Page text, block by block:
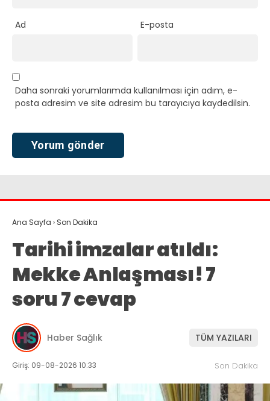
Ad E-posta
Daha sonraki yorumlarımda kullanılması için adım, e-
posta adresim ve site adresim bu tarayıcıya kaydedilsin.
Ana Sayfa › Son Dakika
Tarihi imzalar atıldı:
Mekke Anlaşması! 7
soru 7 cevap
Haber Sağlık TÜM YAZILARI
Giriş: 09-08-2026 10:33 Son Dakika